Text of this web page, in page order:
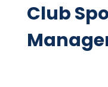
Club